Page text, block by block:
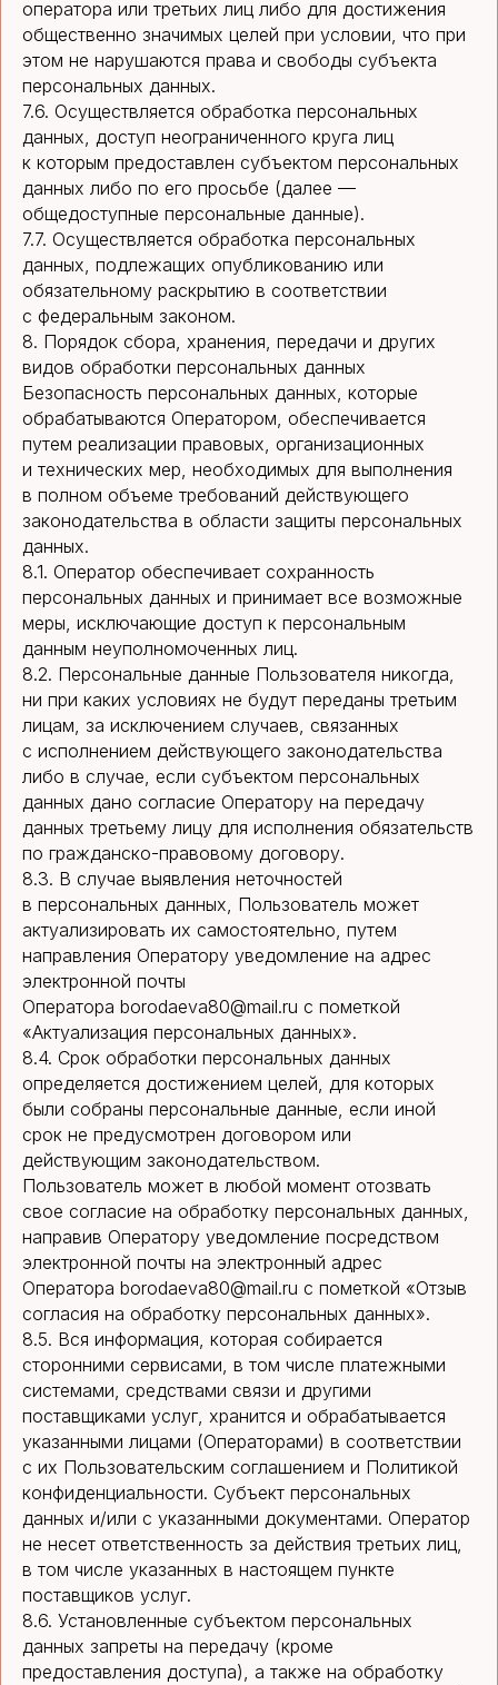
оператора или третьих лиц либо для достижения
общественно значимых целей при условии, что при
этом не нарушаются права и свободы субъекта
персональных данных.
7.6. Осуществляется обработка персональных
данных, доступ неограниченного круга лиц
к которым предоставлен субъектом персональных
данных либо по его просьбе (далее —
общедоступные персональные данные).
7.7. Осуществляется обработка персональных
данных, подлежащих опубликованию или
обязательному раскрытию в соответствии
с федеральным законом.
8. Порядок сбора, хранения, передачи и других
видов обработки персональных данных
Безопасность персональных данных, которые
обрабатываются Оператором, обеспечивается
путем реализации правовых, организационных
и технических мер, необходимых для выполнения
в полном объеме требований действующего
законодательства в области защиты персональных
данных.
8.1. Оператор обеспечивает сохранность
персональных данных и принимает все возможные
меры, исключающие доступ к персональным
данным неуполномоченных лиц.
8.2. Персональные данные Пользователя никогда,
ни при каких условиях не будут переданы третьим
лицам, за исключением случаев, связанных
с исполнением действующего законодательства
либо в случае, если субъектом персональных
данных дано согласие Оператору на передачу
данных третьему лицу для исполнения обязательств
по гражданско-правовому договору.
8.3. В случае выявления неточностей
в персональных данных, Пользователь может
актуализировать их самостоятельно, путем
направления Оператору уведомление на адрес
электронной почты
Оператора borodaeva80@mail.ru с пометкой
«Актуализация персональных данных».
8.4. Срок обработки персональных данных
определяется достижением целей, для которых
были собраны персональные данные, если иной
срок не предусмотрен договором или
действующим законодательством.
Пользователь может в любой момент отозвать
свое согласие на обработку персональных данных,
направив Оператору уведомление посредством
электронной почты на электронный адрес
Оператора borodaeva80@mail.ru с пометкой «Отзыв
согласия на обработку персональных данных».
8.5. Вся информация, которая собирается
сторонними сервисами, в том числе платежными
системами, средствами связи и другими
поставщиками услуг, хранится и обрабатывается
указанными лицами (Операторами) в соответствии
с их Пользовательским соглашением и Политикой
конфиденциальности. Субъект персональных
данных и/или с указанными документами. Оператор
не несет ответственность за действия третьих лиц,
в том числе указанных в настоящем пункте
поставщиков услуг.
8.6. Установленные субъектом персональных
данных запреты на передачу (кроме
предоставления доступа), а также на обработку